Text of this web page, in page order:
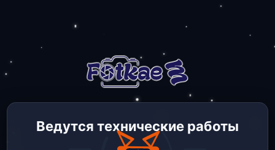
Ведутся технические работы